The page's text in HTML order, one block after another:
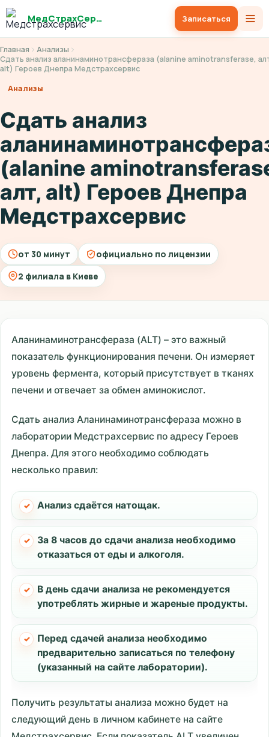
МедСтрахСервис Записаться
Главная
Анализы
Сдать анализ аланинаминотрансфераза (alanine aminotransferase,
alt) Героев Днепра Медстрахсервис
Анализы
Сдать анализ
(alanine
алт, alt) Героев Днепра
Медстрахсервис
от 30 минут
официально по лицензии
2 филиала в Киеве
Аланинаминотрансфераза (ALT) – это важный
показатель функционирования печени. Он измеряет
уровень фермента, который присутствует в тканях
печени и отвечает за обмен аминокислот.
Сдать анализ Аланинаминотрансфераза можно в
лаборатории Медстрахсервис по адресу Героев
Днепра. Для этого необходимо соблюдать
несколько правил:
Анализ сдаётся натощак.
За 8 часов до сдачи анализа необходимо
отказаться от еды и алкоголя.
В день сдачи анализа не рекомендуется
употреблять жирные и жареные продукты.
Перед сдачей анализа необходимо
предварительно записаться по телефону
(указанный на сайте лаборатории).
Получить результаты анализа можно будет на
следующий день в личном кабинете на сайте